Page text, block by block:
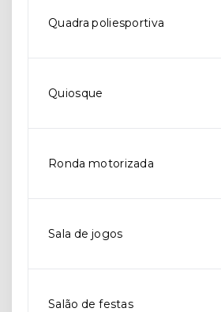
Quadra poliesportiva
Quiosque
Ronda motorizada
Sala de jogos
Salão de festas